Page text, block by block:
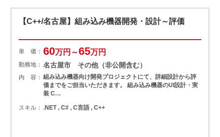
【C++/名古屋】組み込み機器開発・設計～評価
単 価： 60万円～65万円
勤務地： 名古屋市 その他（非公開含む）
内 容： 組み込み機器向け開発プロジェクトにて、詳細設計から評
価までをご担当いただきます。 組み込み機器のUI設計・実
装 C…
スキル： .NET , C# , C言語 , C++